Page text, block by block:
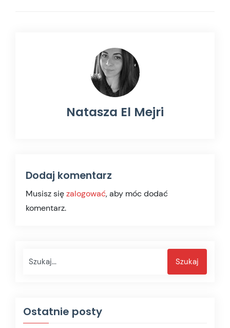
Natasza El Mejri
Dodaj komentarz
Musisz sięzalogować, aby móc dodać
komentarz.
Szukaj Szukaj
Ostatnie posty